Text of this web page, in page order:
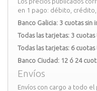
en 1 pago: débito,
Banco Galicia: 3 cuotas sin
Todas las tarjetas: 3 cuotas
Todas las tarjetas: 6 cuotas
Banco Ciudad: 12 ó 24
Envíos
Envíos con cargo a todo